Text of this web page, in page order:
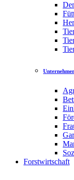
Forstwirtschaft